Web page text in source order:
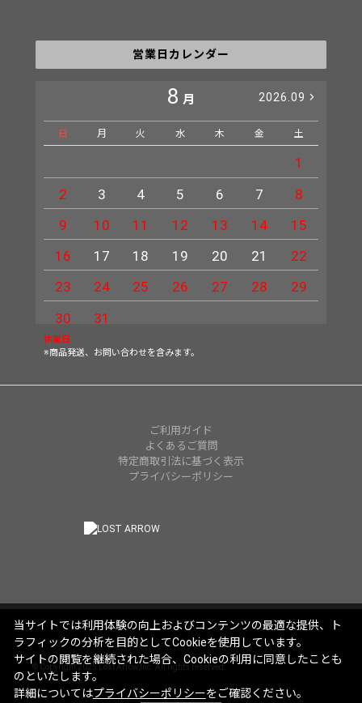
営業日カレンダー
8 月 2026.09
日 月 火 水 木 金 土
1
2
3 4 5 6 7
8
9
10 11 12 13 14
15
16
17 18 19 20 21
22
23
24 25 26 27 28
29
30
31
休業日
※商品発送、お問い合わせを含みます。
ご利用ガイド
よくあるご質問
特定商取引法に基づく表示
プライバシーポリシー
© Copyright 2025 Lost Arrow,Inc. All rights reserved.
当サイトでは利用体験の向上およびコンテンツの最適な提供、ト
ラフィックの分析を目的としてCookieを使用しています。
サイトの閲覧を継続された場合、Cookieの利用に同意したことも
のといたします。
詳細についてはプライバシーポリシーをご確認ください。